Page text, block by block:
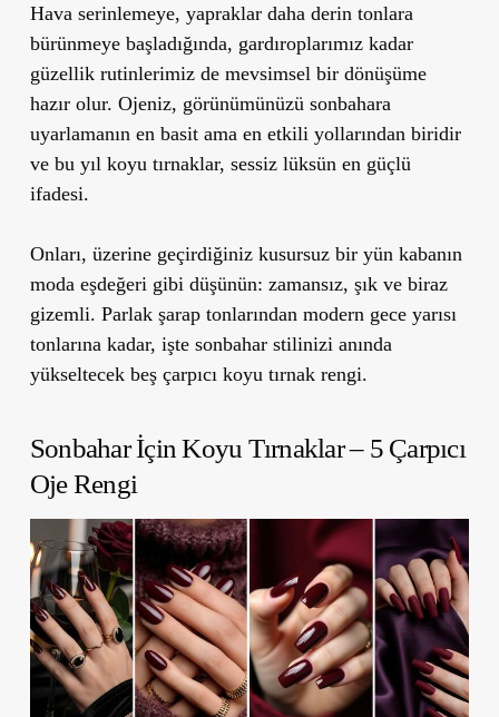
Hava serinlemeye, yapraklar daha derin tonlara
bürünmeye başladığında, gardıroplarımız kadar
güzellik rutinlerimiz de mevsimsel bir dönüşüme
hazır olur. Ojeniz, görünümünüzü sonbahara
uyarlamanın en basit ama en etkili yollarından biridir
ve bu yıl koyu tırnaklar, sessiz lüksün en güçlü
ifadesi.
Onları, üzerine geçirdiğiniz kusursuz bir yün kabanın
moda eşdeğeri gibi düşünün: zamansız, şık ve biraz
gizemli. Parlak şarap tonlarından modern gece yarısı
tonlarına kadar, işte sonbahar stilinizi anında
yükseltecek beş çarpıcı koyu tırnak rengi.
Sonbahar İçin Koyu Tırnaklar – 5 Çarpıcı
Oje Rengi